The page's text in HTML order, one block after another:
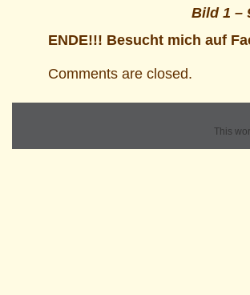
Bild 1 –
ENDE!!! Besucht mich auf
Comments are closed.
This